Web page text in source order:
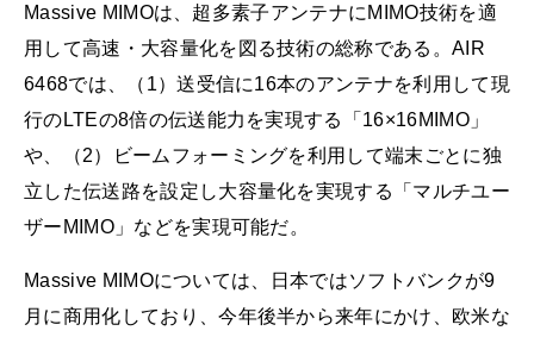
Massive MIMOは、超多素子アンテナにMIMO技術を適
用して高速・大容量化を図る技術の総称である。AIR
6468では、（1）送受信に16本のアンテナを利用して現
行のLTEの8倍の伝送能力を実現する「16×16MIMO」
や、（2）ビームフォーミングを利用して端末ごとに独
立した伝送路を設定し大容量化を実現する「マルチユー
ザーMIMO」などを実現可能だ。
Massive MIMOについては、日本ではソフトバンクが9
月に商用化しており、今年後半から来年にかけ、欧米な